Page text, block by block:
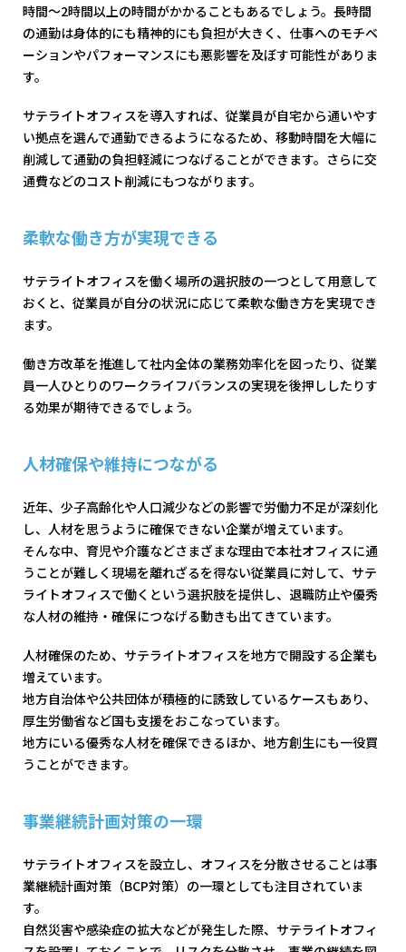
時間～2時間以上の時間がかかることもあるでしょう。長時間
の通勤は身体的にも精神的にも負担が大きく、仕事へのモチベ
ーションやパフォーマンスにも悪影響を及ぼす可能性がありま
す。
サテライトオフィスを導入すれば、従業員が自宅から通いやす
い拠点を選んで通勤できるようになるため、移動時間を大幅に
削減して通勤の負担軽減につなげることができます。さらに交
通費などのコスト削減にもつながります。
柔軟な働き方が実現できる
サテライトオフィスを働く場所の選択肢の一つとして用意して
おくと、従業員が自分の状況に応じて柔軟な働き方を実現でき
ます。
働き方改革を推進して社内全体の業務効率化を図ったり、従業
員一人ひとりのワークライフバランスの実現を後押ししたりす
る効果が期待できるでしょう。
人材確保や維持につながる
近年、少子高齢化や人口減少などの影響で労働力不足が深刻化
し、人材を思うように確保できない企業が増えています。
そんな中、育児や介護などさまざまな理由で本社オフィスに通
うことが難しく現場を離れざるを得ない従業員に対して、サテ
ライトオフィスで働くという選択肢を提供し、退職防止や優秀
な人材の維持・確保につなげる動きも出てきています。
人材確保のため、サテライトオフィスを地方で開設する企業も
増えています。
地方自治体や公共団体が積極的に誘致しているケースもあり、
厚生労働省など国も支援をおこなっています。
地方にいる優秀な人材を確保できるほか、地方創生にも一役買
うことができます。
事業継続計画対策の一環
サテライトオフィスを設立し、オフィスを分散させることは事
業継続計画対策（BCP対策）の一環としても注目されていま
す。
自然災害や感染症の拡大などが発生した際、サテライトオフィ